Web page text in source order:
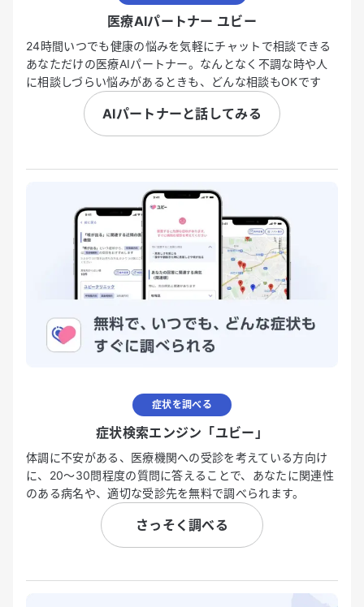
医療AIパートナー ユビー
24時間いつでも健康の悩みを気軽にチャットで相談できる
あなただけの医療AIパートナー。なんとなく不調な時や人
に相談しづらい悩みがあるときも、どんな相談もOKです
AIパートナーと話してみる
症状を調べる
症状検索エンジン「ユビー」
体調に不安がある、医療機関への受診を考えている方向け
に、20〜30問程度の質問に答えることで、あなたに関連性
のある病名や、適切な受診先を無料で調べられます。
さっそく調べる